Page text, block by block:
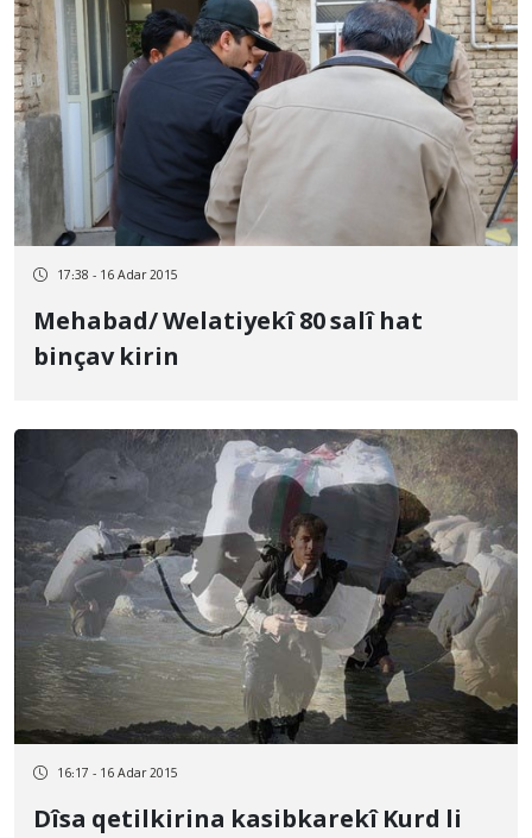
17:38 - 16 Adar 2015
Mehabad/ Welatiyekî 80 salî hat
binçav kirin
16:17 - 16 Adar 2015
Dîsa qetilkirina kasibkarekî Kurd li